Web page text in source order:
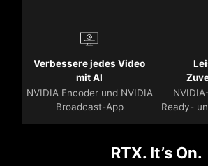
Verbessere jedes Video
mit AI
NVIDIA Encoder und NVIDIA
Broadcast-App
Ready-
RTX. It’s On.